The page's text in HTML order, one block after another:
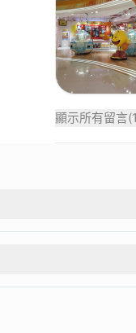
顯示所有留言(1